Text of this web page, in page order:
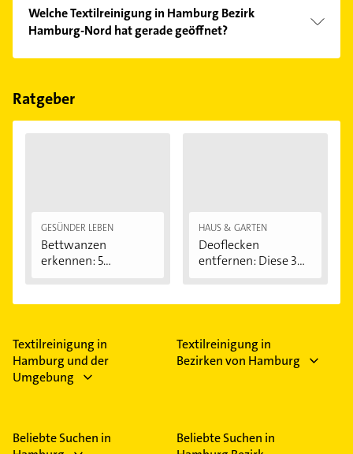
Kundenmeinungen und profitieren Sie von den
Empfehlungen. Die Suchergebnisse können Sie sich
einfach nachBewertungensortiert anzeigen lassen.
Welche Textilreinigung in Hamburg Bezirk
Hamburg-Nord hat gerade geöffnet?
Im Anbieter-Bereich finden Sie alleÖffnungszeiten.
Feiertagen abweichen können.
Ratgeber
GESÜNDER LEBEN
Bettwanzen
erkennen: 5
HAUS & GARTEN
Deoflecken
entfernen: Diese 3
Textilreinigung in
Hamburg und der
Umgebung
Textilreinigung in
Bezirken von Hamburg
Beliebte Suchen in
Beliebte Suchen in